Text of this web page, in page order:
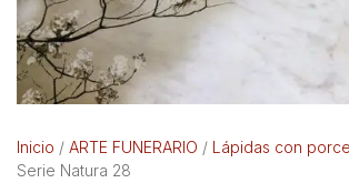
Inicio / ARTE FUNERARIO / Lápidas con
Serie Natura 28